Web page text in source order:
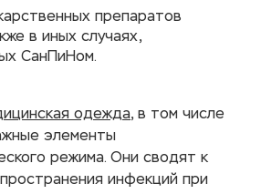
препаратов
в иных случаях,
СанПиНом.
одежда, в том числе
элементы
режима. Они сводят к
инфекций при